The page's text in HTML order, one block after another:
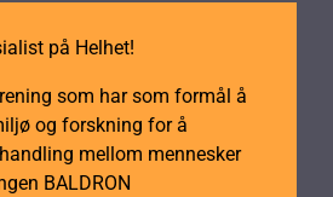
på Helhet!
som har som formål å
og forskning for å
mellom mennesker
BALDRON